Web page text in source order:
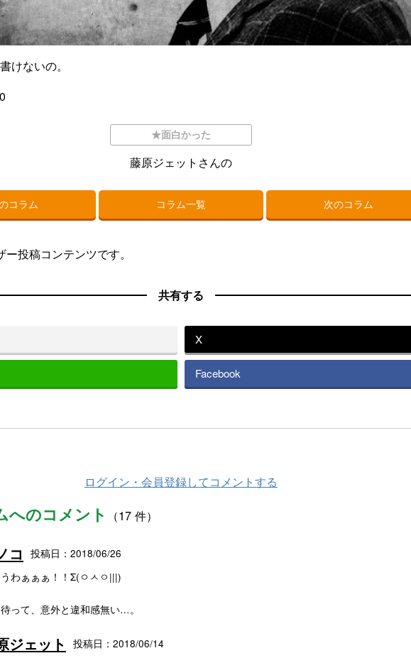
けないの。
★面白かった
藤原ジェットさんの
コラム コラム一覧 次のコラム
投稿コンテンツです。
共有する
X
Facebook
ログイン・会員登録してコメントする
へのコメント （17 件）
コ
投稿日：2018/06/26
わぁぁぁ！！Σ(ㅇㅅㅇ|||)
って、意外と違和感無い…。
ジェット
投稿日：2018/06/14